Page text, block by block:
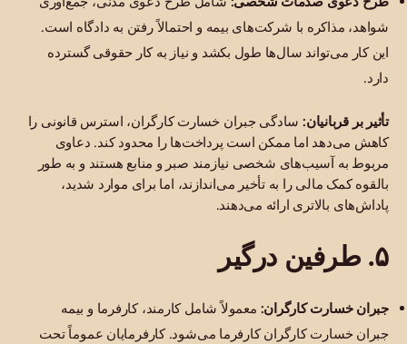
شواهد، مذاکره با شرکت‌های بیمه و احتمالاً رفتن به دادگاه است.
این کار می‌تواند سال‌ها طول بکشد و نیاز به کار حقوقی گسترده
دارد.
تأثیر بر قربانیان:سادگی جبران خسارت کارگران، استرس قانونی را
کاهش می‌دهد اما ممکن است پرداخت‌ها را محدود کند. دعاوی
مربوط به آسیب‌های شخصی نیازمند صبر و منابع هستند و به طور
بالقوه کمک مالی را به تأخیر می‌اندازند، اما برای موارد شدید،
پاداش‌های بالاتری ارائه می‌دهند.
۵. طرفین درگیر
جبران خسارت کارگران: معمولاً شامل کارمند، کارفرما و بیمه
جبران خسارت کارگران کارفرما می‌شود. کارفرمایان عموماً تحت